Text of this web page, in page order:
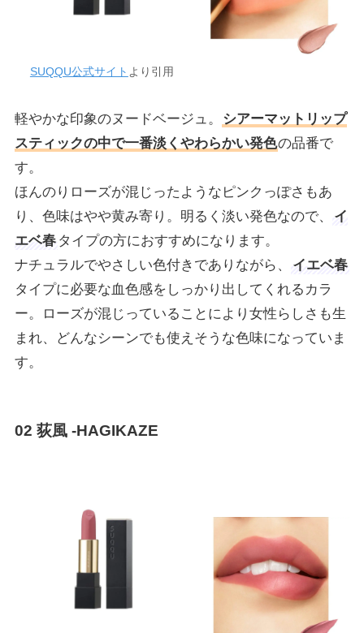
SUQQU公式サイト より引用
軽やかな印象のヌードベージュ。
シアーマットリップ
スティックの中で一番淡くやわらかい発色の品番で
す。
ほんのりローズが混じったようなピンクっぽさもあ
り、色味はやや黄み寄り。明るく淡い発色なので、
イ
エベ春 タイプの方におすすめになります。
ナチュラルでやさしい色付きでありながら、
イエベ春
タイプに必要な血色感をしっかり出してくれるカラ
ー。ローズが混じっていることにより女性らしさも生
まれ、どんなシーンでも使えそうな色味になっていま
す。
02 荻風 -HAGIKAZE